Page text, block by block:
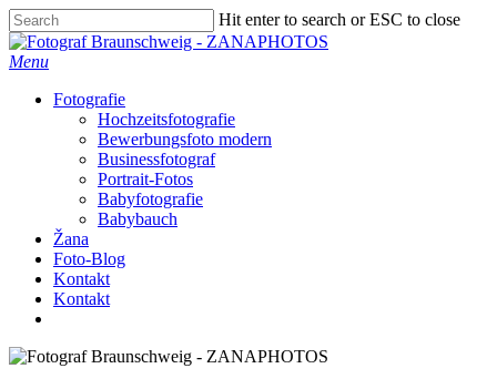
Skip
to
main
Hit enter to search or ESC to close
Close
Search
Menu
Fotografie
Hochzeitsfotografie
Bewerbungsfoto modern
Businessfotograf
Portrait-Fotos
Babyfotografie
Babybauch
Žana
Foto-Blog
Kontakt
Kontakt